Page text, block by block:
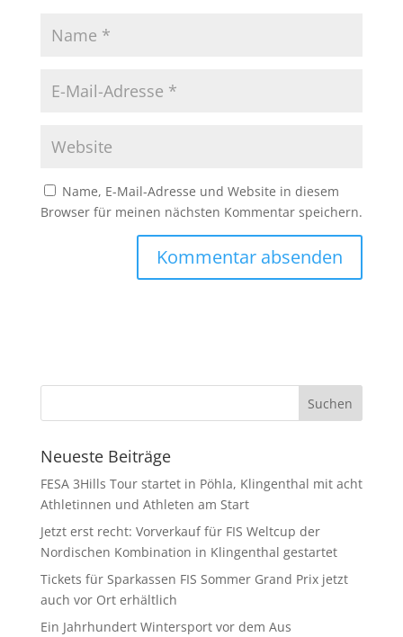
Name, E-Mail-Adresse und Website in diesem
Browser für meinen nächsten Kommentar speichern.
Neueste Beiträge
FESA 3Hills Tour startet in Pöhla, Klingenthal mit acht
Athletinnen und Athleten am Start
Jetzt erst recht: Vorverkauf für FIS Weltcup der
Nordischen Kombination in Klingenthal gestartet
Tickets für Sparkassen FIS Sommer Grand Prix jetzt
auch vor Ort erhältlich
Ein Jahrhundert Wintersport vor dem Aus